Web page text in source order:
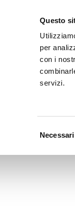
Questo
per
con i
servizi.
Necessari
Provincia